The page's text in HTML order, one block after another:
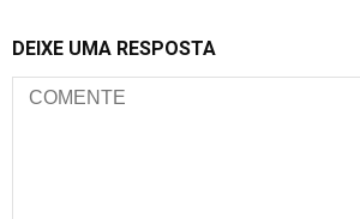
DEIXE UMA RESPOSTA